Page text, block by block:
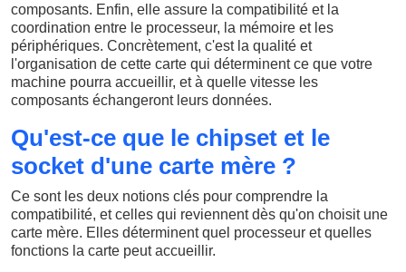
composants. Enfin, elle assure la compatibilité et la
coordination entre le processeur, la mémoire et les
périphériques. Concrètement, c'est la qualité et
l'organisation de cette carte qui déterminent ce que votre
machine pourra accueillir, et à quelle vitesse les
composants échangeront leurs données.
Qu'est-ce que le chipset et le
socket d'une carte mère ?
Ce sont les deux notions clés pour comprendre la
compatibilité, et celles qui reviennent dès qu'on choisit une
carte mère. Elles déterminent quel processeur et quelles
fonctions la carte peut accueillir.